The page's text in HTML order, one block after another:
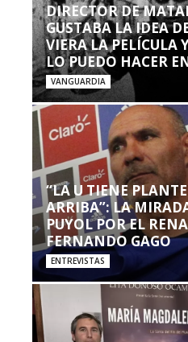
DIRECTOR DE
GUSTABA LA IDEA
VIERA LA PELÍCULA
LO PUEDO HACER
VANGUARDIA
“LA U TIENE
ARRIBA”: LA
PUYOL POR EL
FERNANDO GAGO
ENTREVISTAS